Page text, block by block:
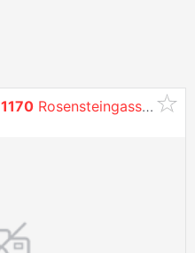
1170 Rosensteingasse 43